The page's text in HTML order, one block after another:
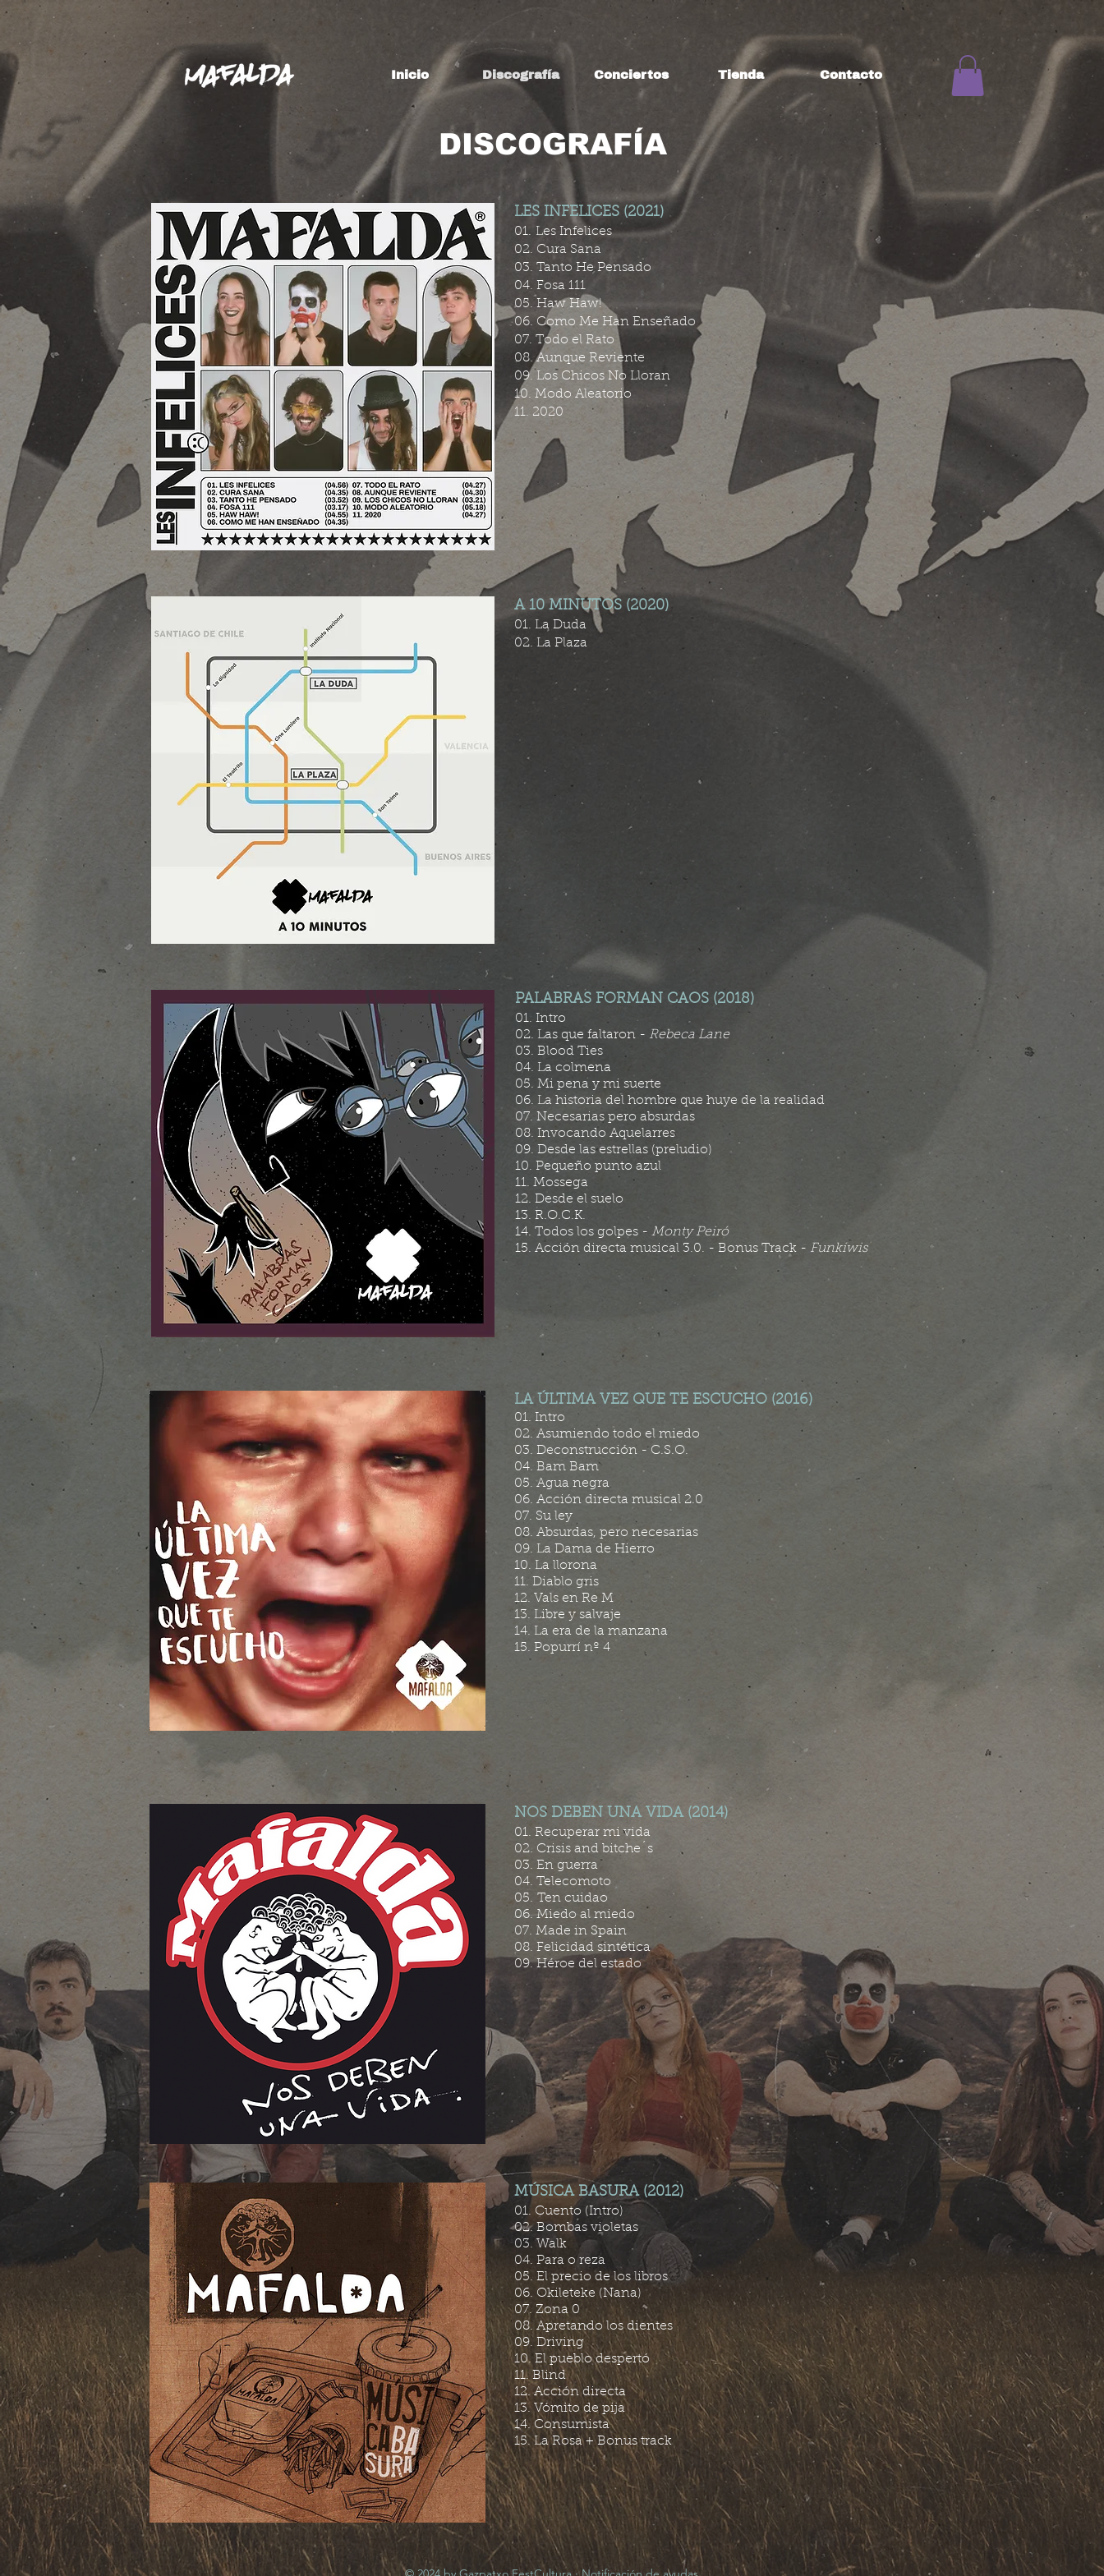
Inicio Discografía Conciertos Tienda Contacto
DISCOGRAFÍA
LES INFELICES (2021)
01. Les Infelices
02. Cura Sana
03. Tanto He Pensado
04. Fosa 111
05. Haw Haw!
06. Como Me Han Enseñado
07. Todo el Rato
08. Aunque Reviente
09. Los Chicos No Lloran
10. Modo Aleatorio
11. 2020
A 10 MINUTOS (2020)
01. La Duda
02. La Plaza
PALABRAS FORMAN CAOS (2018)
01. Intro
02. Las que faltaron - Rebeca Lane
03. Blood Ties
04. La colmena
05. Mi pena y mi suerte
06. La historia del hombre que huye de la realidad
07. Necesarias pero absurdas
08. Invocando Aquelarres
09. Desde las estrellas (preludio)
10. Pequeño punto azul
11. Mossega
12. Desde el suelo
13. R.O.C.K.
14. Todos los golpes - Monty Peiró
15. Acción directa musical 3.0. - Bonus Track - Funkiwis
LA ÚLTIMA VEZ QUE TE ESCUCHO (2016)
01. Intro
02. Asumiendo todo el miedo
03. Deconstrucción - C.S.O.
04. Bam Bam
05. Agua negra
06. Acción directa musical 2.0
07. Su ley
08. Absurdas, pero necesarias
09. La Dama de Hierro
10. La llorona
11. Diablo gris
12. Vals en Re M
13. Libre y salvaje
14. La era de la manzana
15. Popurrí nº 4
NOS DEBEN UNA VIDA (2014)
01. Recuperar mi vida
02. Crisis and bitche´s
03. En guerra
04. Telecomoto
05. Ten cuidao
06. Miedo al miedo
07. Made in Spain
08. Felicidad sintética
09. Héroe del estado
MÚSICA BASURA (2012)
01. Cuento (Intro)
02. Bombas violetas
03. Walk
04. Para o reza
05. El precio de los libros
06. Okileteke (Nana)
07. Zona 0
08. Apretando los dientes
09. Driving
10. El pueblo despertó
11. Blind
12. Acción directa
13. Vómito de pija
14. Consumista
15. La Rosa + Bonus track